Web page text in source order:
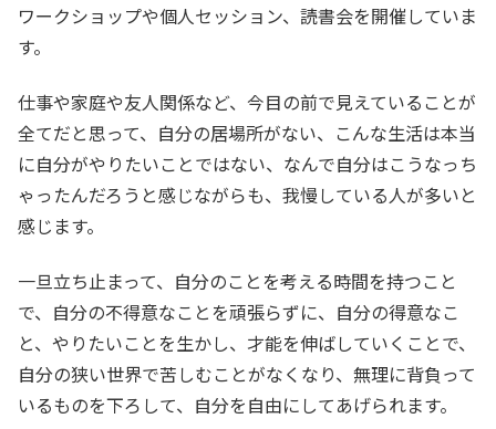
ワークショップや個人セッション、読書会を開催していま
す。
仕事や家庭や友人関係など、今目の前で見えていることが
全てだと思って、自分の居場所がない、こんな生活は本当
に自分がやりたいことではない、なんで自分はこうなっち
ゃったんだろうと感じながらも、我慢している人が多いと
感じます。
一旦立ち止まって、自分のことを考える時間を持つこと
で、自分の不得意なことを頑張らずに、自分の得意なこ
と、やりたいことを生かし、才能を伸ばしていくことで、
自分の狭い世界で苦しむことがなくなり、無理に背負って
いるものを下ろして、自分を自由にしてあげられます。